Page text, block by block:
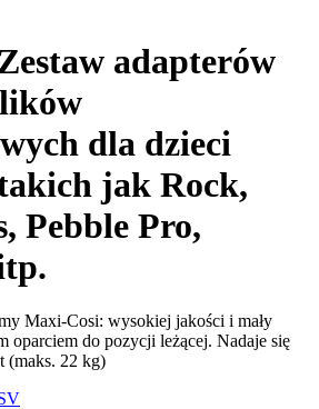
adapterów
dla dzieci
jak Rock,
Pebble Pro,
Maxi-Cosi: wysokiej jakości i mały
oparciem do pozycji leżącej. Nadaje się
(maks. 22 kg)